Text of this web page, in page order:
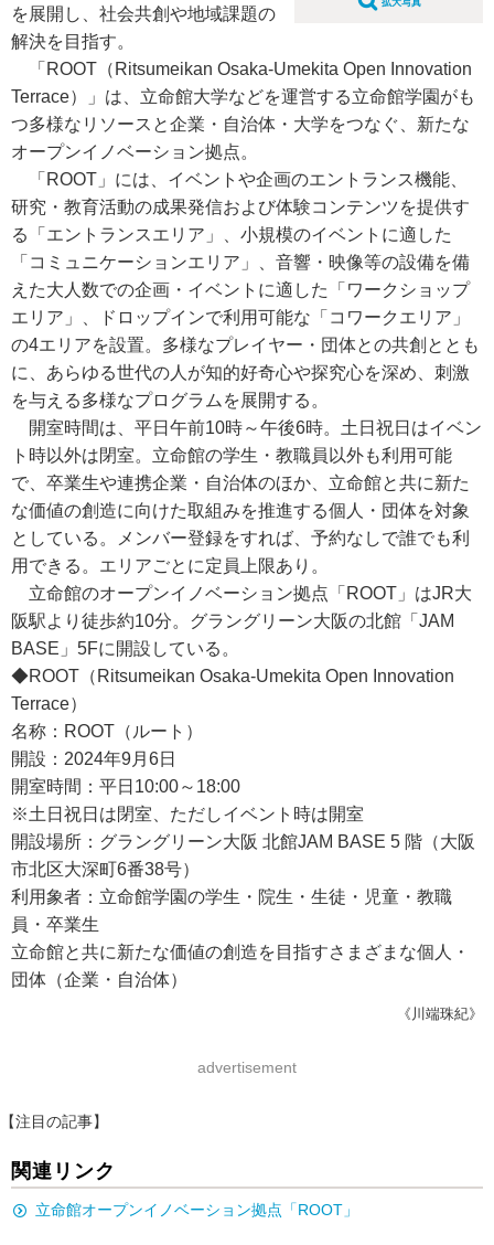
拡大写真
を展開し、社会共創や地域課題の
解決を目指す。
「ROOT（Ritsumeikan Osaka-Umekita Open Innovation
Terrace）」は、立命館大学などを運営する立命館学園がも
つ多様なリソースと企業・自治体・大学をつなぐ、新たな
オープンイノベーション拠点。
「ROOT」には、イベントや企画のエントランス機能、
研究・教育活動の成果発信および体験コンテンツを提供す
る「エントランスエリア」、小規模のイベントに適した
「コミュニケーションエリア」、音響・映像等の設備を備
えた大人数での企画・イベントに適した「ワークショップ
エリア」、ドロップインで利用可能な「コワークエリア」
の4エリアを設置。多様なプレイヤー・団体との共創ととも
に、あらゆる世代の人が知的好奇心や探究心を深め、刺激
を与える多様なプログラムを展開する。
開室時間は、平日午前10時～午後6時。土日祝日はイベン
ト時以外は閉室。立命館の学生・教職員以外も利用可能
で、卒業生や連携企業・自治体のほか、立命館と共に新た
な価値の創造に向けた取組みを推進する個人・団体を対象
としている。メンバー登録をすれば、予約なしで誰でも利
用できる。エリアごとに定員上限あり。
立命館のオープンイノベーション拠点「ROOT」はJR大
阪駅より徒歩約10分。グラングリーン大阪の北館「JAM
BASE」5Fに開設している。
◆ROOT（Ritsumeikan Osaka-Umekita Open Innovation
Terrace）
名称：ROOT（ルート）
開設：2024年9月6日
開室時間：平日10:00～18:00
※土日祝日は閉室、ただしイベント時は開室
開設場所：グラングリーン大阪 北館JAM BASE 5 階（大阪
市北区大深町6番38号）
利用象者：立命館学園の学生・院生・生徒・児童・教職
員・卒業生
立命館と共に新たな価値の創造を目指すさまざまな個人・
団体（企業・自治体）
《川端珠紀》
advertisement
【注目の記事】
関連リンク
立命館オープンイノベーション拠点「ROOT」